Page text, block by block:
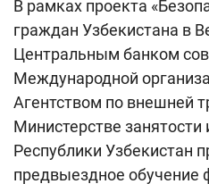
Карта сайта
В рамках проекта
граждан Узбекистана в
Центральным банком
Международной
Агентством по внешней
Министерстве
Республики Узбекистан
предвыездное обучение